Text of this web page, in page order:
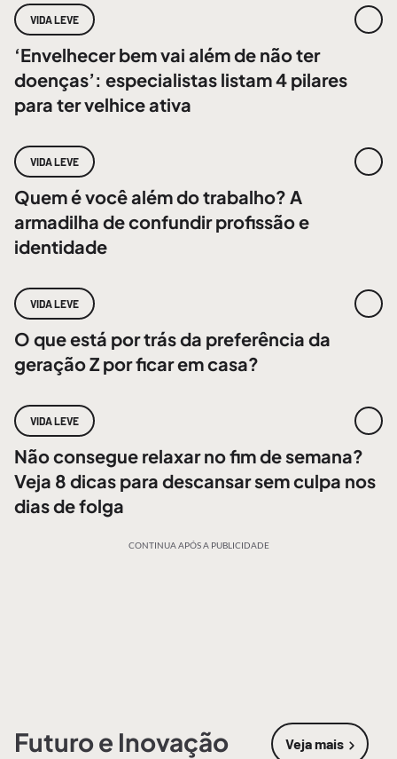
VIDA LEVE
‘Envelhecer bem vai além de não ter
doenças’: especialistas listam 4 pilares
para ter velhice ativa
VIDA LEVE
Quem é você além do trabalho? A
armadilha de confundir profissão e
identidade
VIDA LEVE
O que está por trás da preferência da
geração Z por ficar em casa?
VIDA LEVE
Não consegue relaxar no fim de semana?
Veja 8 dicas para descansar sem culpa nos
dias de folga
CONTINUA APÓS A PUBLICIDADE
Futuro e Inovação Veja mais
sobre